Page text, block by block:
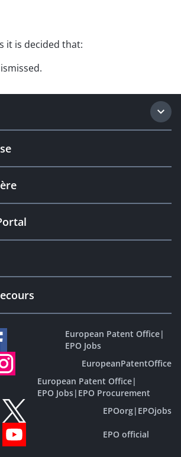
it is decided that:
European Patent Office|
EPO Jobs
EuropeanPatentOffice
European Patent Office|
EPO Jobs| EPO Procurement
EPOorg| EPOjobs
EPO official